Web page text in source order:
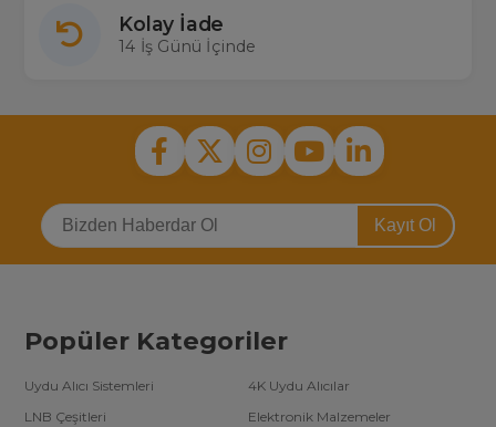
Ora Led Bar Değişimi
kontrollü şekilde değişim işlemi yapılması sağlıklı olan yöntemdir.
Ora led bar değişim fiyatıişi yapacak firmaya ya da kişilere
göre değişiklik gösterebilir. Dikkat edilmesi gereken en önemli
konu değiştirilen ledlerin garanti süresidir. Televizyon yedek parça
değişim göstermektedir.
Tv led bar kategorisinde ülkemizde en fazla (3000’den fazla) ürün
Kolay İade
14 İş Günü İçinde
Kayıt Ol
Popüler Kategoriler
Uydu Alıcı Sistemleri
4K Uydu Alıcılar
LNB Çeşitleri
Elektronik Malzemeler